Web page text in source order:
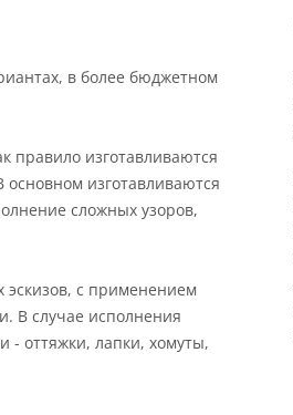
в более бюджетном
правило изготавливаются
изготавливаются
сложных узоров,
с применением
В случае исполнения
- оттяжки, лапки, хомуты,